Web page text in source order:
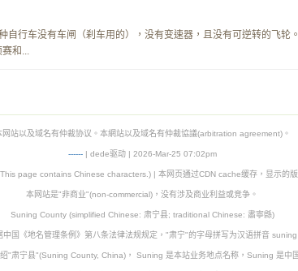
自行车没有车闸（刹车用的），没有变速器，且没有可逆转的飞轮
和...
网站以及域名有仲裁协议。本網站以及域名有仲裁協議(arbitration agreement)。
------| dede驱动 | 2026-Mar-25 07:02pm
page contains Chinese characters.) | 本网页通过CDN cache缓存，显示的版
本网站是"非商业"(non-commercial)，没有涉及商业利益或竞争。
Suning County (simplified Chinese: 肃宁县; traditional Chinese: 肅寧縣)
中国《地名管理条例》第八条法律法规规定，"肃宁"的字母拼写为汉语拼音 suning
"肃宁县"(Suning County, China)， Suning 是本站业务地点名称，Suning 是中